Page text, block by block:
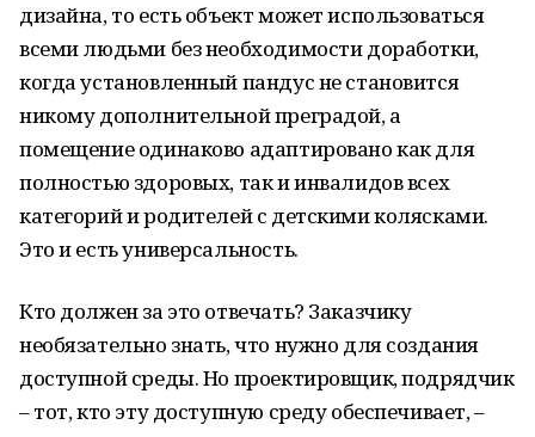
дизайна, то есть объект может использоваться
всеми людьми без необходимости доработки,
когда установленный пандус не становится
никому дополнительной преградой, а
помещение одинаково адаптировано как для
полностью здоровых, так и инвалидов всех
категорий и родителей с детскими колясками.
Это и есть универсальность.
Кто должен за это отвечать? Заказчику
необязательно знать, что нужно для создания
доступной среды. Но проектировщик, подрядчик
– тот, кто эту доступную среду обеспечивает, –